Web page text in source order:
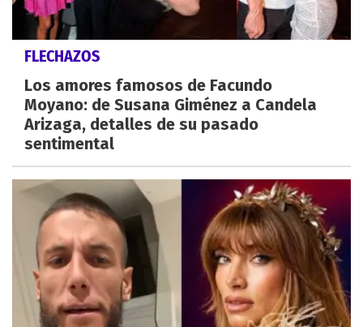
FLECHAZOS
Los amores famosos de Facundo
Moyano: de Susana Giménez a Candela
Arizaga, detalles de su pasado
sentimental